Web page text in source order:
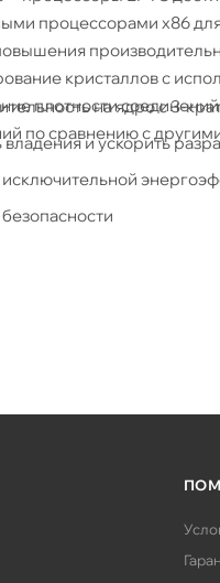
процессорами x86
кристаллов с
плотности
по сравнению с
на ядро ​​с 3-
и ускорить
AMD EPYC